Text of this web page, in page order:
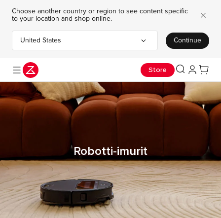
Choose another country or region to see content specific
to your location and shop online.
United States
Choose your country or region
Continue
Jaa suuruutesi ja voita upeita Real Madrid -palkintoja Liity nyt
Kesälahjat – bestsellerit ja ilmaiset lahjat Lue lisää
Kesäale: Saros 10R - säästä jopa 550 €
Store
Robotti-imurit